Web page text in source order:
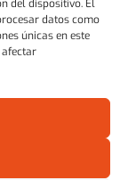
del dispositivo. El
datos como
únicas en este
afectar